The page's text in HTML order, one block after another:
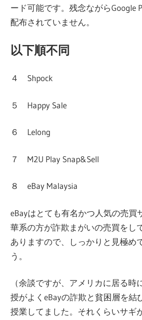
ード可能です。残念ながらGoogle
配布されていません。
以下順不同
４ Shpock
５ Happy Sale
６ Lelong
７ M2U Play Snap&Sell
８ eBay Malaysia
eBayはとても有名かつ人気の売買
華系の方が詐欺まがいの売買をし
ありますので、しっかりと見極め
う。
（余談ですが、アメリカに居る時
授がよくeBayの詐欺と貧困層を結
授業してました。それくらいサギ